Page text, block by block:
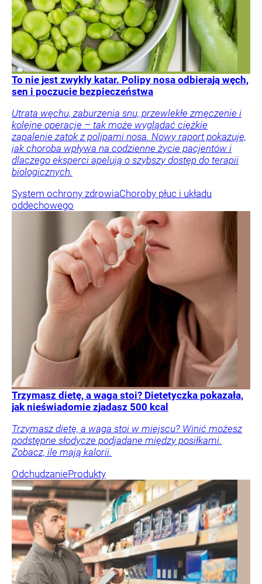
To nie jest zwykły katar. Polipy nosa odbierają węch,
sen i poczucie bezpieczeństwa
Utrata węchu, zaburzenia snu, przewlekłe zmęczenie i
kolejne operacje – tak może wyglądać ciężkie
zapalenie zatok z polipami nosa. Nowy raport pokazuje,
jak choroba wpływa na codzienne życie pacjentów i
dlaczego eksperci apelują o szybszy dostęp do terapii
biologicznych.
System ochrony zdrowiaChoroby płuc i układu
oddechowego
Trzymasz dietę, a waga stoi? Dietetyczka pokazała,
jak nieświadomie zjadasz 500 kcal
Trzymasz dietę, a waga stoi w miejscu? Winić możesz
podstępne słodycze podjadane między posiłkami.
Zobacz, ile mają kalorii.
OdchudzanieProdukty